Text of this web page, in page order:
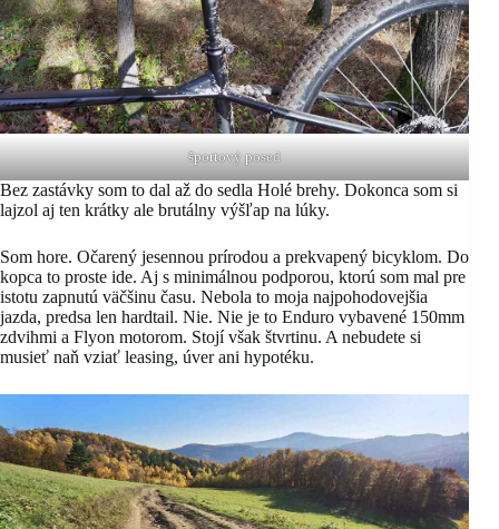
športový posed
Bez zastávky som to dal až do sedla Holé brehy. Dokonca som si
lajzol aj ten krátky ale brutálny výšľap na lúky.
Som hore. Očarený jesennou prírodou a prekvapený bicyklom. Do
kopca to proste ide. Aj s minimálnou podporou, ktorú som mal pre
istotu zapnutú väčšinu času. Nebola to moja najpohodovejšia
jazda, predsa len hardtail. Nie. Nie je to Enduro vybavené 150mm
zdvihmi a Flyon motorom. Stojí však štvrtinu. A nebudete si
musieť naň vziať leasing, úver ani hypotéku.